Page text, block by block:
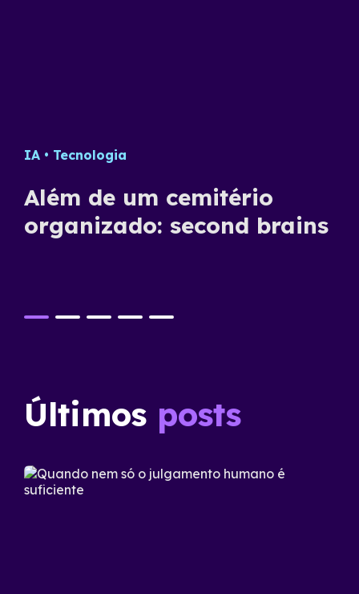
Data Science Desenvolvimento
IA Tecnologia
Além de um cemitério
organizado: second brains
Últimos posts